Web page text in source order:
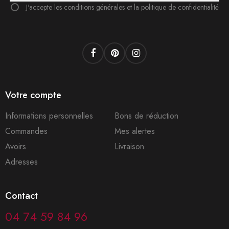
Votre compte
Informations personnelles
Bons de réduction
Commandes
Mes alertes
Avoirs
Livraison
Adresses
J'accepte les conditions générales et la politique de confidentialité
FacebookPinterest
Contact
04 74 59 84 96